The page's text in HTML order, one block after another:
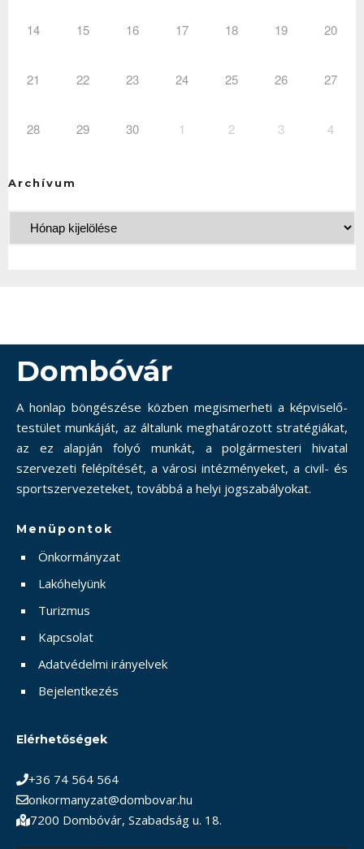
14 15 16 17 18 19 20
21 22 23 24 25 26 27
28 29 30 1 2 3 4
Archívum
Dombóvár
A honlap böngészése közben megismerheti a képviselő-
testület munkáját, az általunk meghatározott stratégiákat,
az ez alapján folyó munkát, a polgármesteri hivatal
szervezeti felépítését, a városi intézményeket, a civil- és
sportszervezeteket, továbbá a helyi jogszabályokat.
Menüpontok
Önkormányzat
Lakóhelyünk
Turizmus
Kapcsolat
Adatvédelmi irányelvek
Bejelentkezés
Elérhetőségek
+36 74 564 564
onkormanyzat@dombovar.hu
7200 Dombóvár, Szabadság u. 18.